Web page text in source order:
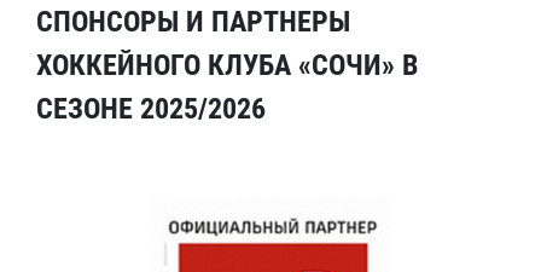
СПОНСОРЫ И ПАРТНЕРЫ
ХОККЕЙНОГО КЛУБА «СОЧИ» В
СЕЗОНЕ 2025/2026